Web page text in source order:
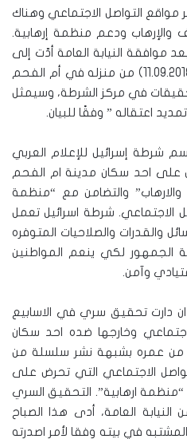
مواقع التواصل الاجتماعي وهناك
والإرهاب ودعم منظمة إرهابية.
موافقة النيابة العامة أدّت إلى
اعتقال المشتبه اليوم الثلاثاء (11.09.2018) من منزله في أم الفحم
في مركز الشرطة، وسيمثل
اعتقاله ” وفقًا للبيان.
شرطة إسرائيل للإعلام العربي
على احد سكان مدينة ام الفحم
والتضامن مع “منظمة
الاجتماعي. شرطة اسرائيل تعمل
والقدرات والصلاحيات المتوفره
الجمهور لكي ينعم المواطنين
وآمن.
دارت تحقيق سري في الاسابيع
وخارجها ضده احد سكان
من عمره بشبهة نشر سلسلة من
الاجتماعي التي تحرض على
ارهابية”. التحقيق السري
العامة، أدى هذا الصباح
على المشتبه في بيته وفقا لأمر اصدرته